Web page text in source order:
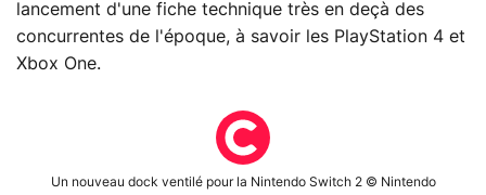
lancement d'une fiche technique très en deçà des
concurrentes de l'époque, à savoir les PlayStation 4 et
Xbox One.
Un nouveau dock ventilé pour la Nintendo Switch 2 © Nintendo